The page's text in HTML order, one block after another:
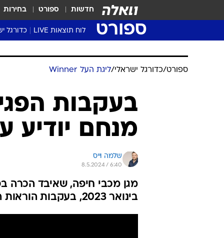
חדשות ספורט בחירות
ספורט לוח תוצאות LIVE כדורגל
שגרירים
נבחרות
ליגה
ספורט/כדורגל ישראלי/ליגת העל Winner
בעקבות
מנחם יודיע
שלמה וייס
8.5.2024 / 6:40
מגן מכבי חיפה, שאיבד הכרה
בינואר 2023, בעקבות הוראות הרופאים ייאלץ לסיים את הקריירה מוקדם מהצפוי